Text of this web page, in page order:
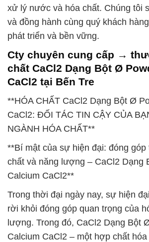
xử lý nước và hóa chất. Chúng tôi
và đồng hành cùng quý khách
phát triển và bền vững.
Cty chuyên cung cấp →
chất CaCl2 Dạng Bột Ø
CaCl2 tại Bến Tre
**HÓA CHẤT CaCl2 Dạng Bột Ø
CaCl2: ĐỐI TÁC TIN CẬY CỦA
NGÀNH HÓA CHẤT**
**Bí mật của sự hiện đại: đóng
chất và năng lượng – CaCl2 Dạng
Calcium CaCl2**
Trong thời đại ngày nay, sự hiện
rời khỏi đóng góp quan trọng của
lượng. Trong đó, CaCl2 Dạng Bột
Calcium CaCl2 – một hợp chất